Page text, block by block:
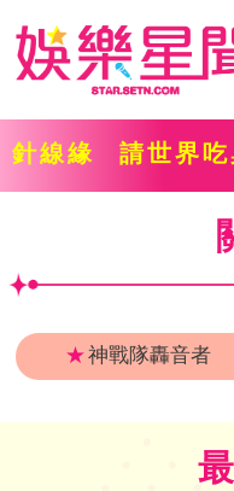
針線緣 請世界吃
★神戰隊轟音者